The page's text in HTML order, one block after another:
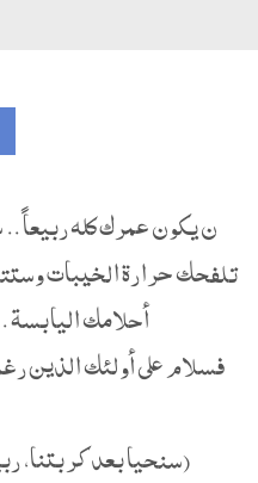
ن يكون عمرك كله ربيعاً
تلفحك حرارة الخيبات
أحلامك
فسلام على أولئك الذين
(سنحيا بعد كربتنا،